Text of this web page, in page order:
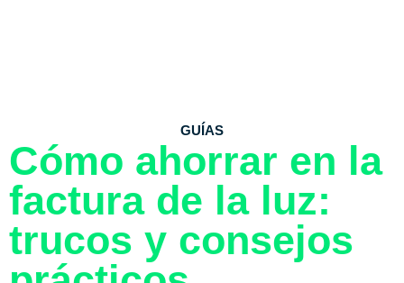
GUÍAS
Cómo ahorrar en la
factura de la luz:
trucos y consejos